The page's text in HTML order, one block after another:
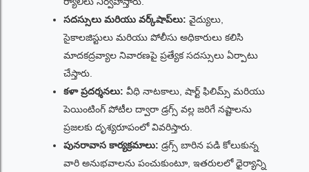
సదస్సులు మరియు వర్క్‌షాప్‌లు: వైద్యులు,
సైకాలజిస్టులు మరియు పోలీసు అధికారులు కలిసి
మాదకద్రవ్యాల నివారణపై ప్రత్యేక సదస్సులు ఏర్పాటు
చేస్తారు.
కళా ప్రదర్శనలు: వీధి నాటకాలు, షార్ట్ ఫిలిమ్స్ మరియు
పెయింటింగ్ పోటీల ద్వారా డ్రగ్స్ వల్ల జరిగే నష్టాలను
ప్రజలకు దృశ్యరూపంలో వివరిస్తారు.
పునరావాస కార్యక్రమాలు: డ్రగ్స్ బారిన పడి కోలుకున్న
వారి అనుభవాలను పంచుకుంటూ, ఇతరులలో ధైర్యాన్ని